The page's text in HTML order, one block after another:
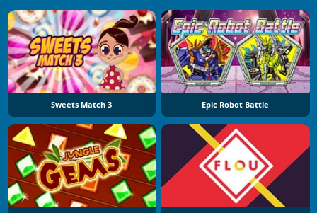
Sweets Match 3 Epic Robot Battle